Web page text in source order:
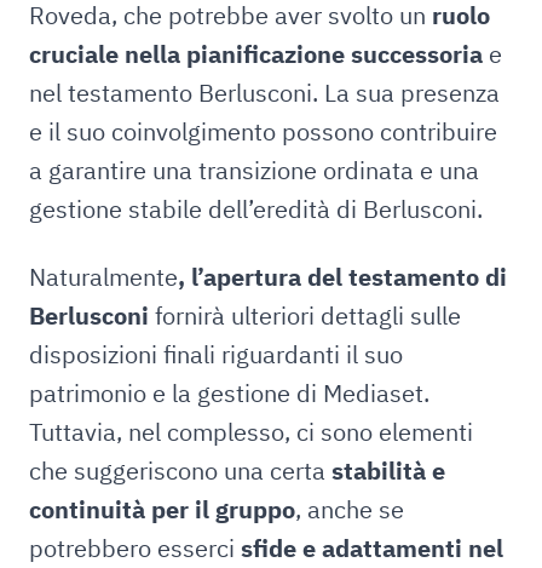
Roveda, che potrebbe aver svolto un ruolo
cruciale nella pianificazionesuccessoria e
nel testamento Berlusconi. La sua presenza
e il suo coinvolgimento possono contribuire
a garantire una transizione ordinata e una
gestione stabile dell’eredità di Berlusconi.
Naturalmente, l’apertura del testamento di
Berlusconi fornirà ulteriori dettagli sulle
disposizioni finali riguardanti il suo
patrimonio e la gestione di Mediaset.
Tuttavia, nel complesso, ci sono elementi
che suggeriscono una certa stabilità e
continuità per il gruppo, anche se
potrebbero esserci sfide e adattamenti nel